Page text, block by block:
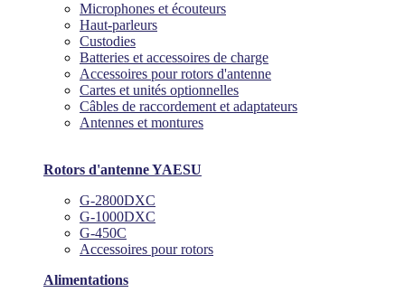
Microphones et écouteurs
Haut-parleurs
Custodies
Batteries et accessoires de charge
Accessoires pour rotors d'antenne
Cartes et unités optionnelles
Câbles de raccordement et adaptateurs
Antennes et montures
Rotors d'antenne YAESU
G-2800DXC
G-1000DXC
G-450C
Accessoires pour rotors
Alimentations